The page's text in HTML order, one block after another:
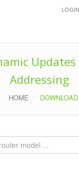
LOGIN
Addressing
HOME DOWNLOAD